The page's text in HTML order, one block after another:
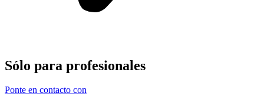
Sólo para profesionales
Ponte en contacto con